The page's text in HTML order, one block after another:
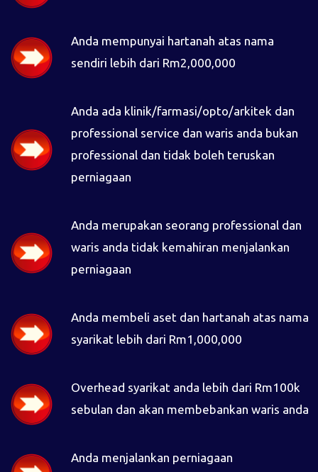
Anda mempunyai hartanah atas nama
sendiri lebih dari Rm2,000,000
Anda ada klinik/farmasi/opto/arkitek dan
professional service dan waris anda bukan
professional dan tidak boleh teruskan
perniagaan
Anda merupakan seorang professional dan
waris anda tidak kemahiran menjalankan
perniagaan
Anda membeli aset dan hartanah atas nama
syarikat lebih dari Rm1,000,000
Overhead syarikat anda lebih dari Rm100k
sebulan dan akan membebankan waris anda
Anda menjalankan perniagaan